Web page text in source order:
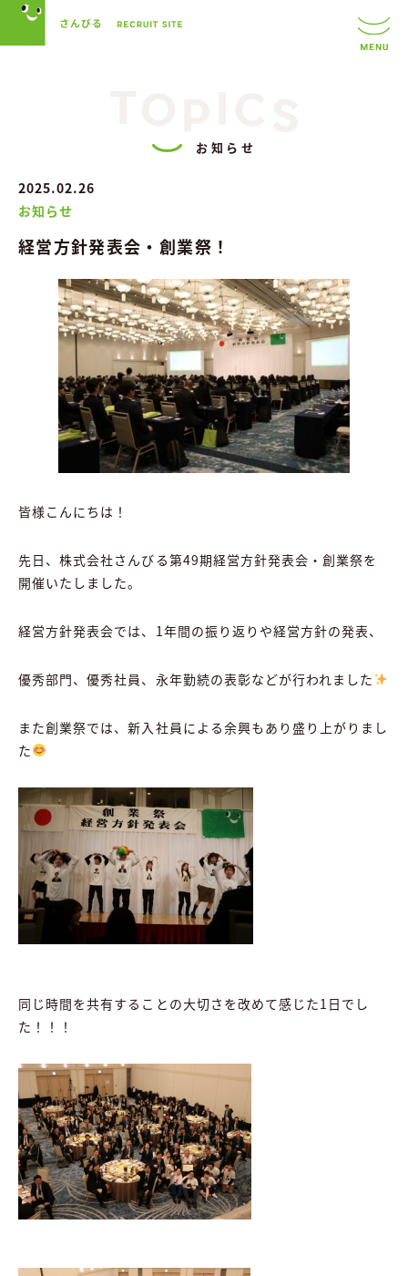
お知らせ
2025.02.26
お知らせ
経営方針発表会・創業祭！
皆様こんにちは！
先日、株式会社さんびる第49期経営方針発表会・創業祭を
開催いたしました。
経営方針発表会では、1年間の振り返りや経営方針の発表、
優秀部門、優秀社員、永年勤続の表彰などが行われました
また創業祭では、新入社員による余興もあり盛り上がりまし
た
同じ時間を共有することの大切さを改めて感じた1日でし
た！！！